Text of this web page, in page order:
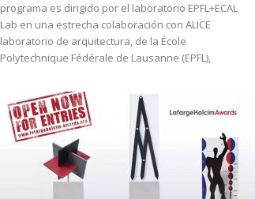
programa es dirigido por el laboratorio EPFL+ECAL
Lab en una estrecha colaboración con ALICE
laboratorio de arquitectura, de la École
Polytechnique Fédérale de Lausanne (EPFL),